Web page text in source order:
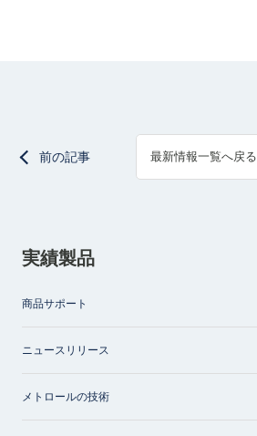
前の記事 最新情報一覧へ戻る
実績製品
商品サポート
ニュースリリース
メトロールの技術